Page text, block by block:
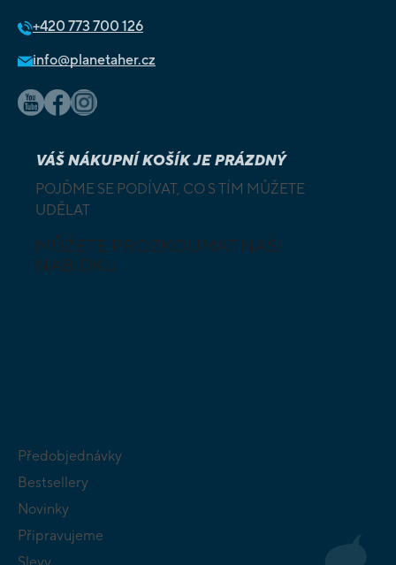
+420 773 700 126
info@planetaher.cz
VÁŠ NÁKUPNÍ KOŠÍK JE PRÁZDNÝ
POJĎME SE PODÍVAT, CO S TÍM MŮŽETE
UDĚLAT
MŮŽETE PROZKOUMAT NAŠI
NABÍDKU
Předobjednávky
Bestsellery
Novinky
Připravujeme